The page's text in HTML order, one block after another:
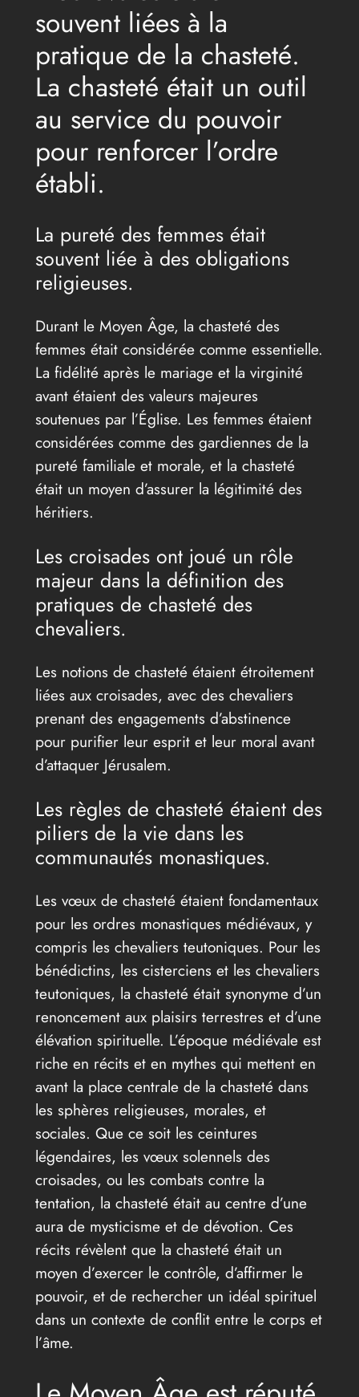
souvent liées à la
pratique de la chasteté.
La chasteté était un outil
au service du pouvoir
pour renforcer l’ordre
établi.
La pureté des femmes était
souvent liée à des obligations
religieuses.
Durant le Moyen Âge, la chasteté des
femmes était considérée comme essentielle.
La fidélité après le mariage et la virginité
avant étaient des valeurs majeures
soutenues par l’Église. Les femmes étaient
considérées comme des gardiennes de la
pureté familiale et morale, et la chasteté
était un moyen d’assurer la légitimité des
héritiers.
Les croisades ont joué un rôle
majeur dans la définition des
pratiques de chasteté des
chevaliers.
Les notions de chasteté étaient étroitement
liées aux croisades, avec des chevaliers
prenant des engagements d’abstinence
pour purifier leur esprit et leur moral avant
d’attaquer Jérusalem.
Les règles de chasteté étaient des
piliers de la vie dans les
communautés monastiques.
Les vœux de chasteté étaient fondamentaux
pour les ordres monastiques médiévaux, y
compris les chevaliers teutoniques. Pour les
bénédictins, les cisterciens et les chevaliers
teutoniques, la chasteté était synonyme d’un
renoncement aux plaisirs terrestres et d’une
élévation spirituelle. L’époque médiévale est
riche en récits et en mythes qui mettent en
avant la place centrale de la chasteté dans
les sphères religieuses, morales, et
sociales. Que ce soit les ceintures
légendaires, les vœux solennels des
croisades, ou les combats contre la
tentation, la chasteté était au centre d’une
aura de mysticisme et de dévotion. Ces
récits révèlent que la chasteté était un
moyen d’exercer le contrôle, d’affirmer le
pouvoir, et de rechercher un idéal spirituel
dans un contexte de conflit entre le corps et
l’âme.